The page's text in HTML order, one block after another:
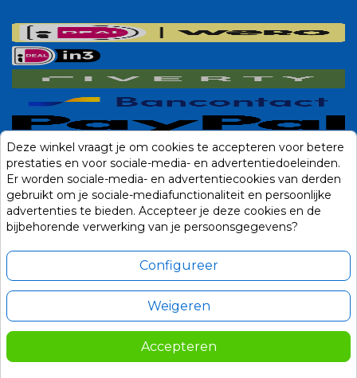
Deze winkel vraagt je om cookies te accepteren voor betere
prestaties en voor sociale-media- en advertentiedoeleinden.
Er worden sociale-media- en advertentiecookies van derden
gebruikt om je sociale-mediafunctionaliteit en persoonlijke
advertenties te bieden. Accepteer je deze cookies en de
bijbehorende verwerking van je persoonsgegevens?
Configureer
Weigeren
Accepteren